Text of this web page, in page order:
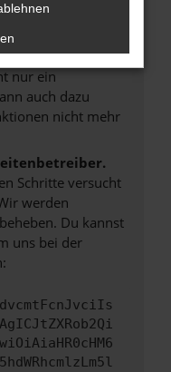
und dein
Stand
nur ein
auch dazu
nicht mehr
Schritte versucht
werden
Du kannst
uns bei der